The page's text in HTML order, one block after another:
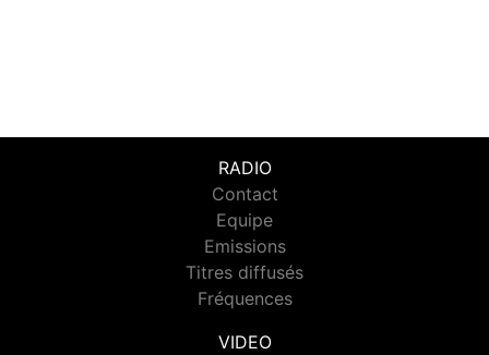
RADIO
Contact
Equipe
Emissions
Titres diffusés
Fréquences
VIDEO